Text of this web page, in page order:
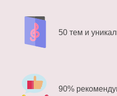
50 тем и
90%